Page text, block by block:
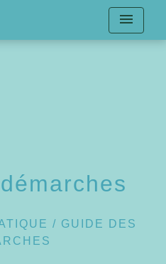
menu
/ GUIDE DES